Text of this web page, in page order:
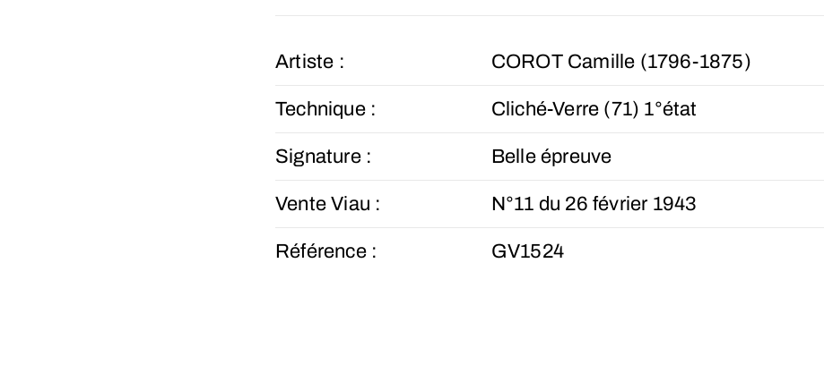
Artiste : COROT Camille (1796-1875)
Technique : Cliché-Verre (71) 1°état
Signature : Belle épreuve
Vente Viau : N°11 du 26 février 1943
Référence : GV1524